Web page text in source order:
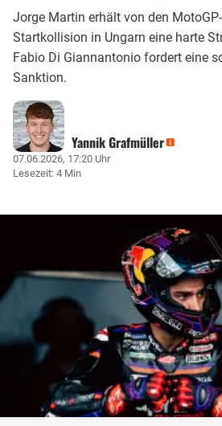
Jorge Martin erhält von den
Startkollision in Ungarn eine harte
Fabio Di Giannantonio fordert eine
Sanktion.
Yannik Grafmüller
07.06.2026, 17:20 Uhr
Lesezeit: 4 Min